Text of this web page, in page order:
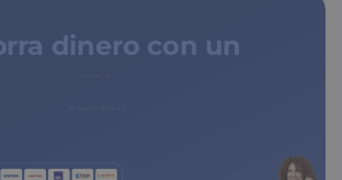
dinero con un